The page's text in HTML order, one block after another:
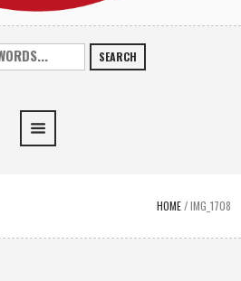
SEARCH
HOME/IMG_1708